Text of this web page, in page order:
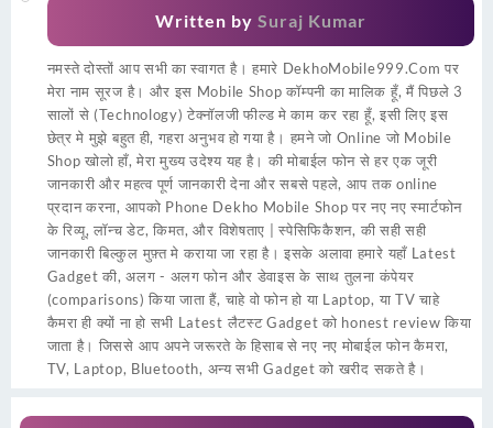
Written by Suraj Kumar
नमस्ते दोस्तों आप सभी का स्वागत है। हमारे DekhoMobile999.Com पर
मेरा नाम सूरज है। और इस Mobile Shop कॉम्पनी का मालिक हूँ, मैं पिछले 3
सालों से (Technology) टेक्नॉलजी फील्ड मे काम कर रहा हूँ, इसी लिए इस
छेत्र मे मुझे बहुत ही, गहरा अनुभव हो गया है। हमने जो Online जो Mobile
Shop खोलो हाँ, मेरा मुख्य उदेश्य यह है। की मोबाईल फोन से हर एक जूरी
जानकारी और महत्व पूर्ण जानकारी देना और सबसे पहले, आप तक online
प्रदान करना, आपको Phone Dekho Mobile Shop पर नए नए स्मार्टफोन
के रिव्यू, लॉन्च डेट, किमत, और विशेषताए | स्पेसिफिकैशन, की सही सही
जानकारी बिल्कुल मुफ़्त मे कराया जा रहा है। इसके अलावा हमारे यहाँ Latest
Gadget की, अलग - अलग फोन और डेवाइस के साथ तुलना कंपेयर
(comparisons) किया जाता हैं, चाहे वो फोन हो या Laptop, या TV चाहे
कैमरा ही क्यों ना हो सभी Latest लैटस्ट Gadget को honest review किया
जाता है। जिससे आप अपने जरूरते के हिसाब से नए नए मोबाईल फोन कैमरा,
TV, Laptop, Bluetooth, अन्य सभी Gadget को खरीद सकते है।